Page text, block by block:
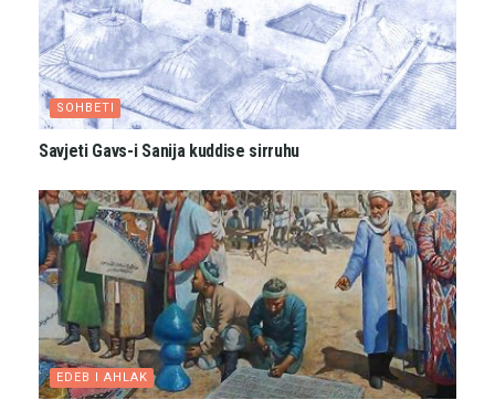
SOHBETI
Savjeti Gavs-i Sanija kuddise sirruhu
EDEB I AHLAK